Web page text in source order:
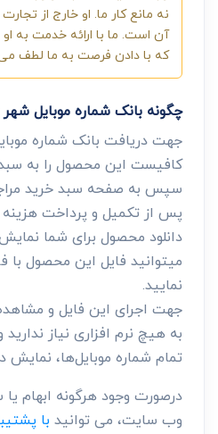
نه مانع کار ما. او خارج از
آن است. ما با ارائه خدمت به
که با دادن فرصت به ما لطف
چگونه بانک شماره موبایل
جهت دریافت بانک شماره
کافیست این محصول را به
سپس به صفحه سبد خرید
پس از تکمیل و پرداخت
دانلود محصول برای شما
میتوانید فایل این محصول با
نمایید.
جهت اجرای این فایل و
به هیچ نرم افزاری نیاز
تمام شماره موبایل‌ها، نمایش
درصورت وجود هرگونه ابهام
وب سایت، می توانید با